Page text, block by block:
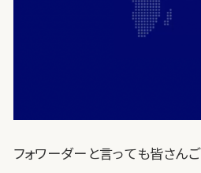
フォワーダーと言っても皆さん